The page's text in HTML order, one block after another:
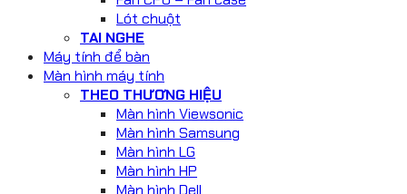
Lót chuột
TAI NGHE
Máy tính để bàn
Màn hình máy tính
THEO THƯƠNG HIỆU
Màn hình Viewsonic
Màn hình Samsung
Màn hình LG
Màn hình HP
Màn hình Dell